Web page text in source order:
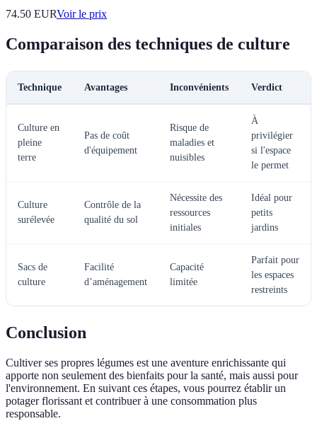
74.50 EURVoir le prix
Comparaison des techniques de culture
Technique Avantages Inconvénients Verdict
Culture en
pleine
terre
Pas de coût
d'équipement
Risque de
maladies et
nuisibles
À
privilégier
si l'espace
le permet
Culture
surélevée
Contrôle de la
qualité du sol
Nécessite des
ressources
initiales
Idéal pour
petits
jardins
Sacs de
culture
Facilité
d’aménagement
Capacité
limitée
Parfait pour
les espaces
restreints
Conclusion
Cultiver ses propres légumes est une aventure enrichissante qui
apporte non seulement des bienfaits pour la santé, mais aussi pour
l'environnement. En suivant ces étapes, vous pourrez établir un
potager florissant et contribuer à une consommation plus
responsable.